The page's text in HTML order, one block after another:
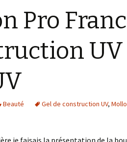
pattes
Pro
UV
Beauté Gel de construction UV,
je faisais la présentation de la